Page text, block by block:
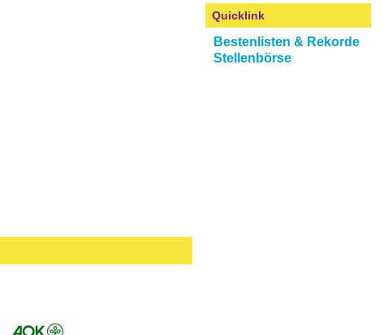
Quicklink
Bestenlisten & Rekorde
Stellenbörse